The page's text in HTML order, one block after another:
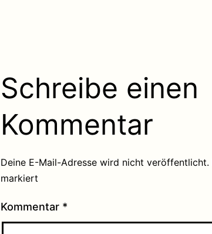
Schreibe einen
Kommentar
Deine E-Mail-Adresse wird nicht veröffentlicht.
markiert
Kommentar *